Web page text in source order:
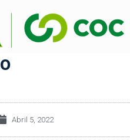
Abril 5, 2022